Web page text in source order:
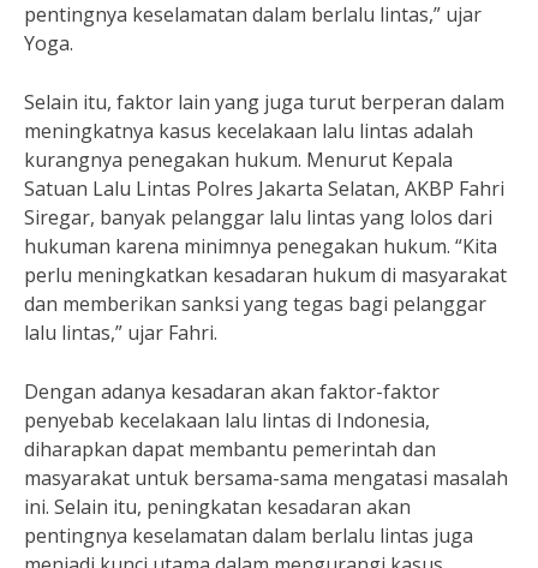
pentingnya keselamatan dalam berlalu lintas,” ujar
Yoga.
Selain itu, faktor lain yang juga turut berperan dalam
meningkatnya kasus kecelakaan lalu lintas adalah
kurangnya penegakan hukum. Menurut Kepala
Satuan Lalu Lintas Polres Jakarta Selatan, AKBP Fahri
Siregar, banyak pelanggar lalu lintas yang lolos dari
hukuman karena minimnya penegakan hukum. “Kita
perlu meningkatkan kesadaran hukum di masyarakat
dan memberikan sanksi yang tegas bagi pelanggar
lalu lintas,” ujar Fahri.
Dengan adanya kesadaran akan faktor-faktor
penyebab kecelakaan lalu lintas di Indonesia,
diharapkan dapat membantu pemerintah dan
masyarakat untuk bersama-sama mengatasi masalah
ini. Selain itu, peningkatan kesadaran akan
pentingnya keselamatan dalam berlalu lintas juga